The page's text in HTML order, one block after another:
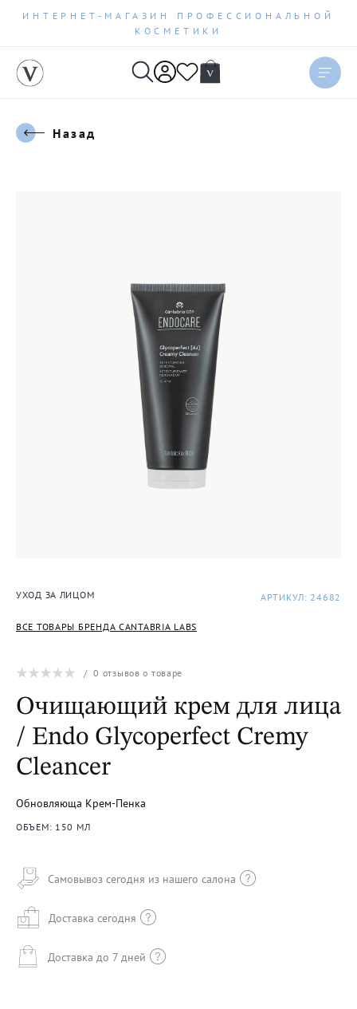
ИНТЕРНЕТ-МАГАЗИН ПРОФЕССИОНАЛЬНОЙ
КОСМЕТИКИ
Назад
УХОД ЗА ЛИЦОМ
ВСЕ ТОВАРЫ БРЕНДА CANTABRIA LABS
АРТИКУЛ: 24682
/0 отзывов о товаре
Очищающий крем для лица
/ Endo Glycoperfect Cremy
Cleancer
Обновляюща Крем-Пенка
ОБЪЕМ: 150 МЛ
Самовывоз сегодня из нашего салона
Доставка сегодня
Доставка до 7 дней